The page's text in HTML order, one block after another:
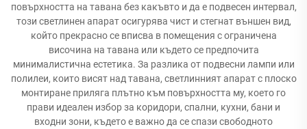
повърхността на тавана без какъвто и да е подвесен интервал,
този светлинен апарат осигурява чист и стегнат външен вид,
който прекрасно се вписва в помещения с ограничена
височина на тавана или където се предпочита
минималистична естетика. За разлика от подвесни лампи или
полилеи, които висят над тавана, светлинният апарат с плоско
монтиране приляга плътно към повърхността му, което го
прави идеален избор за коридори, спални, кухни, бани и
входни зони, където е важно да се спази свободното